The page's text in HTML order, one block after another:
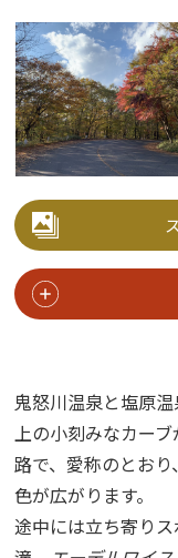
鬼怒川温泉と塩原
上の小刻みなカー
路で、愛称のとお
色が広がります。
途中には立ち寄り